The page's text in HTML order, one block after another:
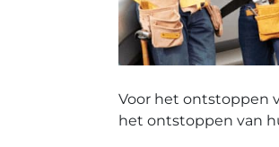
Voor het ontstoppen
het ontstoppen van